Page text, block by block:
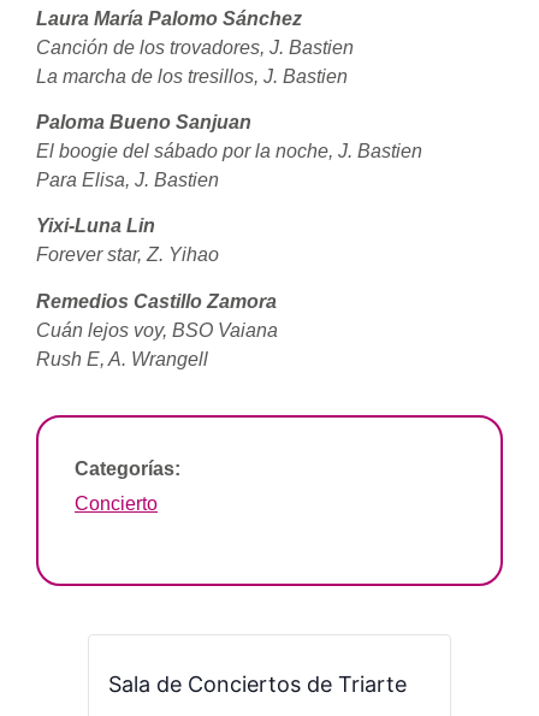
Laura María Palomo Sánchez
Canción de los trovadores, J. Bastien
La marcha de los tresillos, J. Bastien
Paloma Bueno Sanjuan
El boogie del sábado por la noche, J. Bastien
Para Elisa, J. Bastien
Yixi-Luna Lin
Forever star, Z. Yihao
Remedios Castillo Zamora
Cuán lejos voy, BSO Vaiana
Rush E, A. Wrangell
Categorías:
Concierto
Sala de Conciertos de Triarte